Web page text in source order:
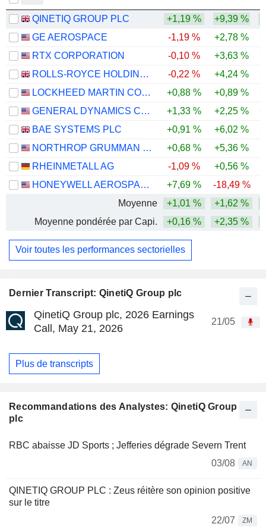
Dernier Transcript: QinetiQ Group plc
QinetiQ Group plc, 2026 Earnings
Call, May 21, 2026
21/05
Plus de transcripts
Recommandations des Analystes: QinetiQ Group
plc
RBC abaisse JD Sports ; Jefferies dégrade Severn Trent
03/08
AN
QINETIQ GROUP PLC : Zeus réitère son opinion positive
sur le titre
22/07
ZM
QINETIQ GROUP PLC +1,19 % +9,39 %
GE AEROSPACE
-1,19 % +2,78 %
RTX CORPORATION
-0,10 % +3,63 %
ROLLS-ROYCE HOLDINGS PLC
-0,22 % +4,24 %
LOCKHEED MARTIN CORPORATION
+0,88 % +0,89 %
GENERAL DYNAMICS CORPORATION
+1,33 % +2,25 %
BAE SYSTEMS PLC
+0,91 % +6,02 %
NORTHROP GRUMMAN CORPORATION
+0,68 % +5,36 %
RHEINMETALL AG
-1,09 % +0,56 %
HONEYWELL AEROSPACE INC.
+7,69 %
-18,49 %
Moyenne
+1,01 % +1,62 %
Moyenne pondérée par Capi.
+0,16 % +2,35 %
Voir toutes les performances sectorielles